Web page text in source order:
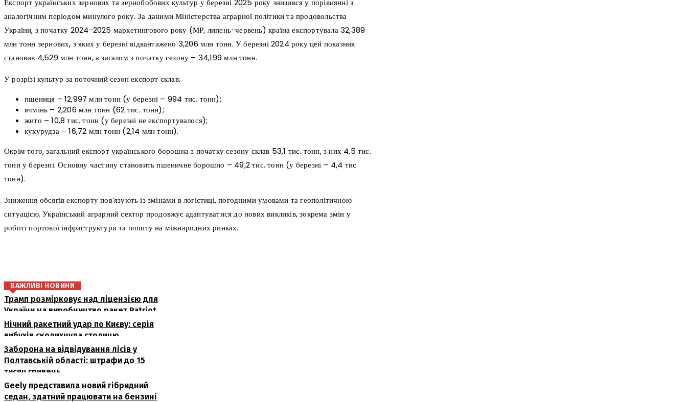
Експорт українських зернових та зернобобових культур у березні 2025 року знизився у порівнянні з
аналогічним періодом минулого року. За даними Міністерства аграрної політики та продовольства
України, з початку 2024-2025 маркетингового року (МР, липень-червень) країна експортувала 32,389
млн тонн зернових, з яких у березні відвантажено 3,206 млн тонн. У березні 2024 року цей показник
становив 4,529 млн тонн, а загалом з початку сезону – 34,199 млн тонн.
У розрізі культур за поточний сезон експорт склав:
пшениця – 12,997 млн тонн (у березні – 994 тис. тонн);
ячмінь – 2,206 млн тонн (62 тис. тонн);
жито – 10,8 тис. тонн (у березні не експортувалося);
кукурудза – 16,72 млн тонн (2,14 млн тонн).
Окрім того, загальний експорт українського борошна з початку сезону склав 53,1 тис. тонн, з них 4,5 тис.
тонн у березні. Основну частину становить пшеничне борошно – 49,2 тис. тонн (у березні – 4,4 тис.
тонн).
Зниження обсягів експорту пов’язують із змінами в логістиці, погодними умовами та геополітичною
ситуацією. Український аграрний сектор продовжує адаптуватися до нових викликів, зокрема змін у
роботі портової інфраструктури та попиту на міжнародних ринках.
ВАЖЛИВІ НОВИНИ
Трамп розмірковує над ліцензією для
України на виробництво ракет Patriot
Нічний ракетний удар по Києву: серія
вибухів сколихнула столицю
Заборона на відвідування лісів у
Полтавській області: штрафи до 15
тисяч гривень
Geely представила новий гібридний
седан, здатний працювати на бензині